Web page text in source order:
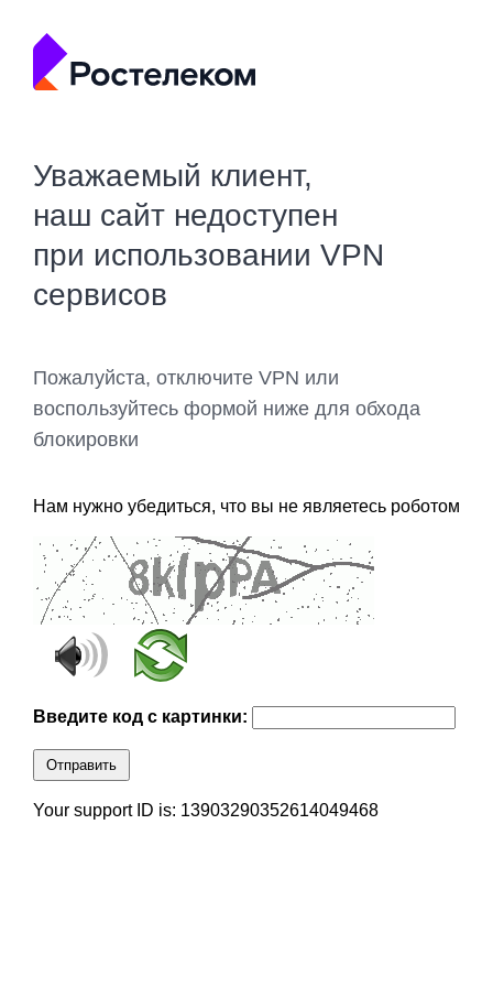
Уважаемый клиент,
наш сайт недоступен
при использовании VPN
сервисов
Пожалуйста, отключите VPN или
воспользуйтесь формой ниже для обхода
блокировки
Нам нужно убедиться, что вы не являетесь роботом
Введите код с картинки:
Отправить
Your support ID is: 13903290352614049468